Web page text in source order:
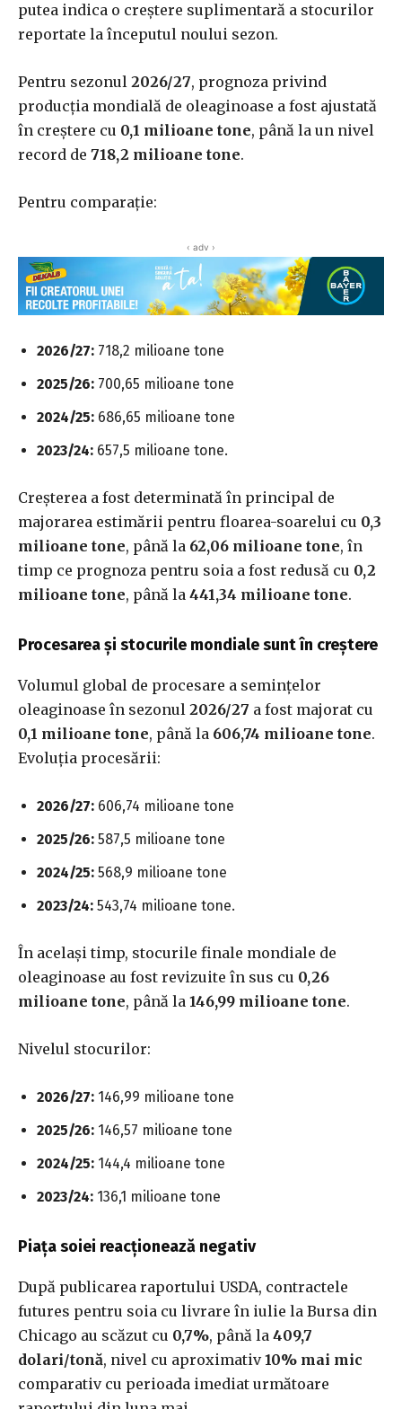
putea indica o creștere suplimentară a stocurilor
reportate la începutul noului sezon.
Pentru sezonul 2026/27, prognoza privind
producția mondială de oleaginoase a fost ajustată
în creștere cu 0,1 milioane tone, până la un nivel
record de 718,2 milioane tone.
Pentru comparație:
‹ adv ›
2026/27: 718,2 milioane tone
2025/26: 700,65 milioane tone
2024/25: 686,65 milioane tone
2023/24: 657,5 milioane tone.
Creșterea a fost determinată în principal de
majorarea estimării pentru floarea-soarelui cu 0,3
milioane tone, până la 62,06 milioane tone, în
timp ce prognoza pentru soia a fost redusă cu 0,2
milioane tone, până la 441,34 milioane tone.
Procesarea și stocurile mondiale sunt în creștere
Volumul global de procesare a semințelor
oleaginoase în sezonul 2026/27 a fost majorat cu
0,1 milioane tone, până la 606,74 milioane tone.
Evoluția procesării:
2026/27: 606,74 milioane tone
2025/26: 587,5 milioane tone
2024/25: 568,9 milioane tone
2023/24: 543,74 milioane tone.
În același timp, stocurile finale mondiale de
oleaginoase au fost revizuite în sus cu 0,26
milioane tone, până la 146,99 milioane tone.
Nivelul stocurilor:
2026/27: 146,99 milioane tone
2025/26: 146,57 milioane tone
2024/25: 144,4 milioane tone
2023/24: 136,1 milioane tone
Piața soiei reacționează negativ
După publicarea raportului USDA, contractele
futures pentru soia cu livrare în iulie la Bursa din
Chicago au scăzut cu 0,7%, până la 409,7
dolari/tonă, nivel cu aproximativ10% mai mic
comparativ cu perioada imediat următoare